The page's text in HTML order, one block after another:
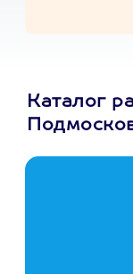
Каталог